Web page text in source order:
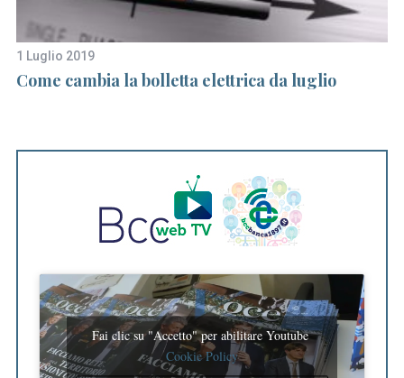
1 Luglio 2019
Come cambia la bolletta elettrica da luglio
Fai clic su "Accetto" per abilitare Youtube
Cookie Policy
: